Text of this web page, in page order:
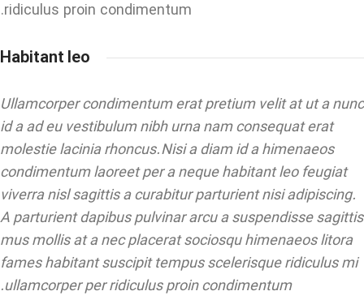
ridiculus proin condimentum.
Habitant leo
Ullamcorper condimentum erat pretium velit at ut a nunc
id a ad eu vestibulum nibh urna nam consequat erat
molestie lacinia rhoncus. Nisi a diam id a himenaeos
condimentum laoreet per a neque habitant leo feugiat
viverra nisl sagittis a curabitur parturient nisi adipiscing.
A parturient dapibus pulvinar arcu a suspendisse sagittis
mus mollis at a nec placerat sociosqu himenaeos litora
fames habitant suscipit tempus scelerisque ridiculus mi
ullamcorper per ridiculus proin condimentum.